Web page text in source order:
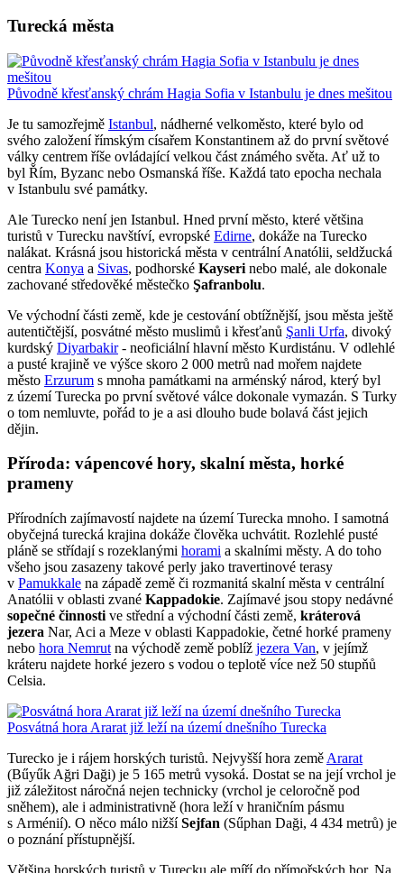
Turecká města
Původně křesťanský chrám Hagia Sofia v Istanbulu je dnes mešitou
Je tu samozřejmě Istanbul, nádherné velkoměsto, které bylo od
svého založení římským císařem Konstantinem až do první světové
války centrem říše ovládající velkou část známého světa. Ať už to
byl Řím, Byzanc nebo Osmanská říše. Každá tato epocha nechala
v Istanbulu své památky.
Ale Turecko není jen Istanbul. Hned první město, které většina
turistů v Turecku navštíví, evropské Edirne, dokáže na Turecko
nalákat. Krásná jsou historická města v centrální Anatólii, seldžucká
centra Konya a Sivas, podhorské Kayseri nebo malé, ale dokonale
zachované středověké městečko Şafranbolu.
Ve východní části země, kde je cestování obtížnější, jsou města ještě
autentičtější, posvátné město muslimů i křesťanů Şanli Urfa, divoký
kurdský Diyarbakir- neoficiální hlavní město Kurdistánu. V odlehlé
a pusté krajině ve výšce skoro 2 000 metrů nad mořem najdete
město Erzurum s mnoha památkami na arménský národ, který byl
z území Turecka po první světové válce dokonale vymazán. S Turky
o tom nemluvte, pořád to je a asi dlouho bude bolavá část jejich
dějin.
Příroda: vápencové hory, skalní města, horké
prameny
Přírodních zajímavostí najdete na území Turecka mnoho. I samotná
obyčejná turecká krajina dokáže člověka uchvátit. Rozlehlé pusté
pláně se střídají s rozeklanými horami a skalními městy. A do toho
všeho jsou zasazeny takové perly jako travertinové terasy
v Pamukkale na západě země či rozmanitá skalní města v centrální
Anatólii v oblasti zvané Kappadokie. Zajímavé jsou stopy nedávné
sopečné činnosti ve střední a východní části země, kráterová
jezera Nar, Aci a Meze v oblasti Kappadokie, četné horké prameny
nebo hora Nemrut na východě země poblíž jezera Van, v jejímž
kráteru najdete horké jezero s vodou o teplotě více než 50 stupňů
Celsia.
Posvátná hora Ararat již leží na území dnešního Turecka
Turecko je i rájem horských turistů. Nejvyšší hora země Ararat
(Bűyűk Ağri Daği) je 5 165 metrů vysoká. Dostat se na její vrchol je
již záležitost náročná nejen technicky (vrchol je celoročně pod
sněhem), ale i administrativně (hora leží v hraničním pásmu
s Arménií). O něco málo nižšíSejfan (Sűphan Daği, 4 434 metrů) je
o poznání přístupnější.